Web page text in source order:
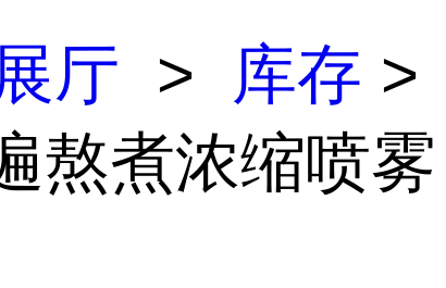
厅 > 库存 >
熬煮浓缩喷雾